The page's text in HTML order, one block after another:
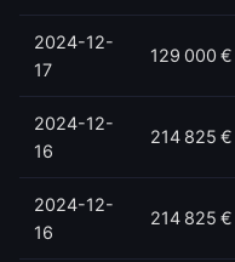
2024-12-
17
129 000 €
2024-12-
16
214 825 €
2024-12-
16
214 825 €